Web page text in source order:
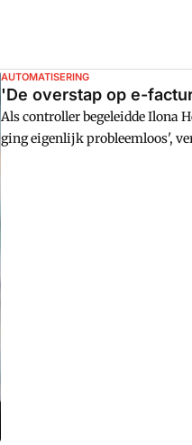
AUTOMATISERING
'De overstap op e-
Als controller begeleidde Ilona
ging eigenlijk probleemloos',